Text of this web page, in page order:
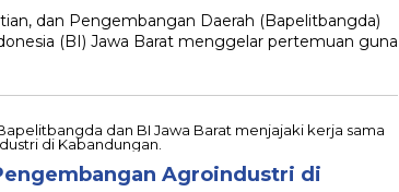
dan Pengembangan Daerah (Bapelitbangda)
(BI) Jawa Barat menggelar pertemuan guna
Agroindustri di